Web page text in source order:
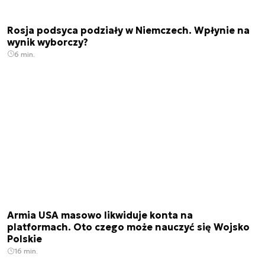
Rosja podsyca podziały w Niemczech. Wpłynie na
wynik wyborczy?
6 min.
Armia USA masowo likwiduje konta na
platformach. Oto czego może nauczyć się Wojsko
Polskie
16 min.